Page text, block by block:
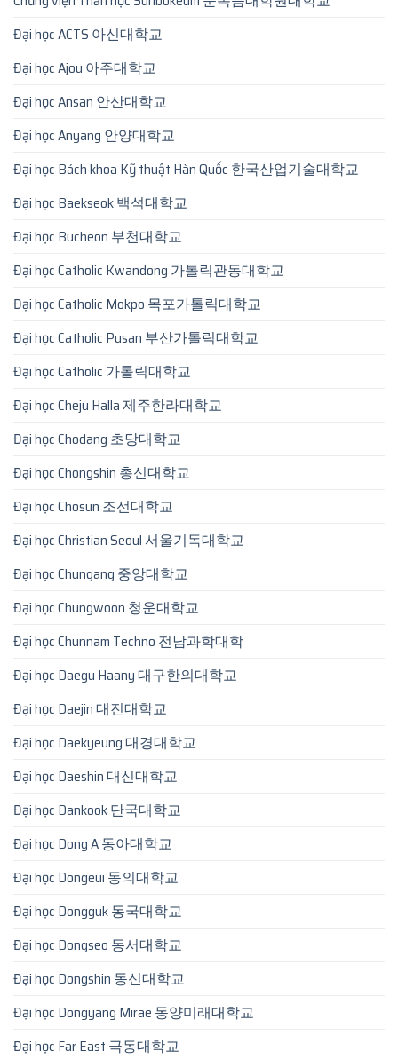
Đại học ACTS 아신대학교
Đại học Ajou 아주대학교
Đại học Ansan 안산대학교
Đại học Anyang 안양대학교
Đại học Bách khoa Kỹ thuật Hàn Quốc 한국산업기술대학교
Đại học Baekseok 백석대학교
Đại học Bucheon 부천대학교
Đại học Catholic Kwandong 가톨릭관동대학교
Đại học Catholic Mokpo 목포가톨릭대학교
Đại học Catholic Pusan 부산가톨릭대학교
Đại học Catholic 가톨릭대학교
Đại học Cheju Halla 제주한라대학교
Đại học Chodang 초당대학교
Đại học Chongshin 총신대학교
Đại học Chosun 조선대학교
Đại học Christian Seoul 서울기독대학교
Đại học Chungang 중앙대학교
Đại học Chungwoon 청운대학교
Đại học Chunnam Techno 전남과학대학
Đại học Daegu Haany 대구한의대학교
Đại học Daejin 대진대학교
Đại học Daekyeung 대경대학교
Đại học Daeshin 대신대학교
Đại học Dankook 단국대학교
Đại học Dong A 동아대학교
Đại học Dongeui 동의대학교
Đại học Dongguk 동국대학교
Đại học Dongseo 동서대학교
Đại học Dongshin 동신대학교
Đại học Dongyang Mirae 동양미래대학교
Đại học Far East 극동대학교